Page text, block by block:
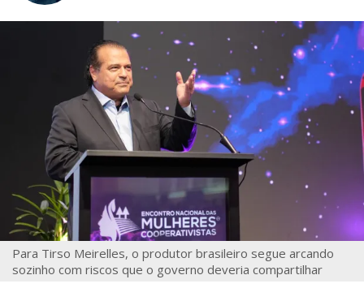
Para Tirso Meirelles, o produtor brasileiro segue arcando
sozinho com riscos que o governo deveria compartilhar